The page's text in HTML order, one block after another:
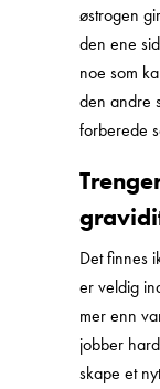
østrogen
den ene
noe som
den andre
forberede
Det finnes
er veldig
mer enn
jobber
skape et